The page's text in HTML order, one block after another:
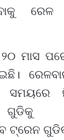
ରେଳ
୨୦ ମାସ
ଟ୍ରେନ